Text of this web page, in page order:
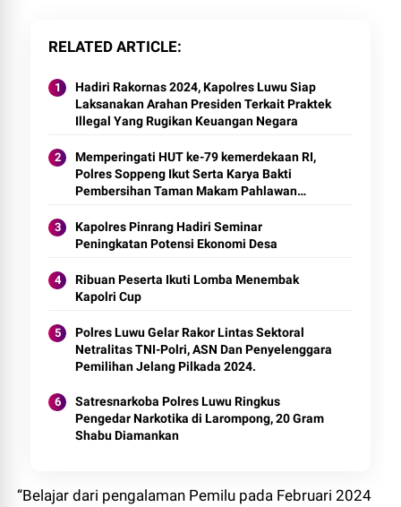
RELATED ARTICLE
Hadiri Rakornas 2024, Kapolres Luwu Siap
Laksanakan Arahan Presiden Terkait Praktek
Illegal Yang Rugikan Keuangan Negara
Memperingati HUT ke-79 kemerdekaan RI,
Polres Soppeng Ikut Serta Karya Bakti
Pembersihan Taman Makam Pahlawan
Kapolres Pinrang Hadiri Seminar
Peningkatan Potensi Ekonomi Desa
Ribuan Peserta Ikuti Lomba Menembak
Kapolri Cup
Polres Luwu Gelar Rakor Lintas Sektoral
Netralitas TNI-Polri, ASN Dan Penyelenggara
Pemilihan Jelang Pilkada 2024.
Satresnarkoba Polres Luwu Ringkus
Pengedar Narkotika di Larompong, 20 Gram
Shabu Diamankan
“Belajar dari pengalaman Pemilu pada Februari 2024